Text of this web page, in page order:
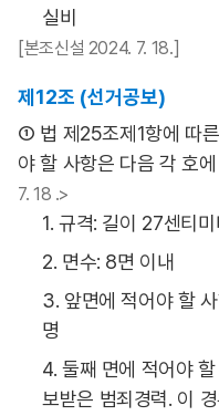
실비
[본조신설 2024. 7. 18.]
제12조 (선거공보)
① 법 제25조제1항에 따
야 할 사항은 다음 각 호
7. 18 .>
1. 규격: 길이 27센티
2. 면수: 8면 이내
3. 앞면에 적어야 할
명
4. 둘째 면에 적어야
보받은 범죄경력. 이